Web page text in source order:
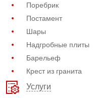
Поребрик
Постамент
Шары
Надгробные плиты
Барельеф
Крест из гранита
Услуги